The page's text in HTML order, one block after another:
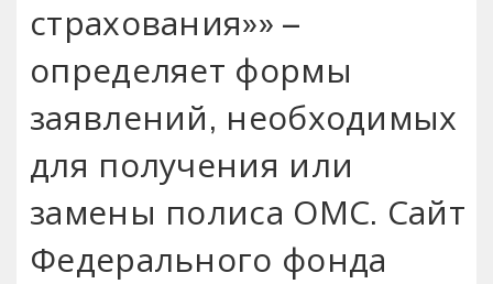
страхования»» –
определяет формы
заявлений‚ необходимых
для получения или
замены полиса ОМС. Сайт
Федерального фонда